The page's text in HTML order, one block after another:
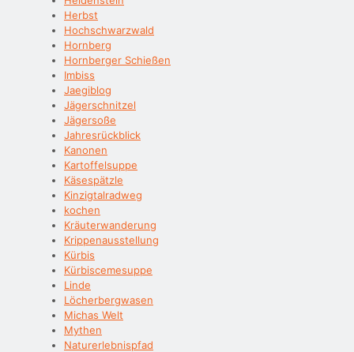
Herbst
Hochschwarzwald
Hornberg
Hornberger Schießen
Imbiss
Jaegiblog
Jägerschnitzel
Jägersoße
Jahresrückblick
Kanonen
Kartoffelsuppe
Käsespätzle
Kinzigtalradweg
kochen
Kräuterwanderung
Krippenausstellung
Kürbis
Kürbiscemesuppe
Linde
Löcherbergwasen
Michas Welt
Mythen
Naturerlebnispfad